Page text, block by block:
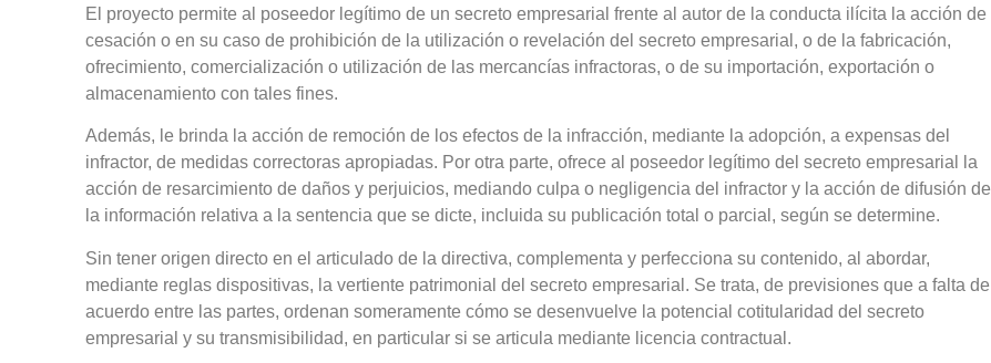
El proyecto permite al poseedor legítimo de un secreto empresarial frente al autor de la conducta ilícita la acción de
cesación o en su caso de prohibición de la utilización o revelación del secreto empresarial, o de la fabricación,
ofrecimiento, comercialización o utilización de las mercancías infractoras, o de su importación, exportación o
almacenamiento con tales fines.
Además, le brinda la acción de remoción de los efectos de la infracción, mediante la adopción, a expensas del
infractor, de medidas correctoras apropiadas. Por otra parte, ofrece al poseedor legítimo del secreto empresarial la
acción de resarcimiento de daños y perjuicios, mediando culpa o negligencia del infractor y la acción de difusión de
la información relativa a la sentencia que se dicte, incluida su publicación total o parcial, según se determine.
Sin tener origen directo en el articulado de la directiva, complementa y perfecciona su contenido, al abordar,
mediante reglas dispositivas, la vertiente patrimonial del secreto empresarial. Se trata, de previsiones que a falta de
acuerdo entre las partes, ordenan someramente cómo se desenvuelve la potencial cotitularidad del secreto
empresarial y su transmisibilidad, en particular si se articula mediante licencia contractual.